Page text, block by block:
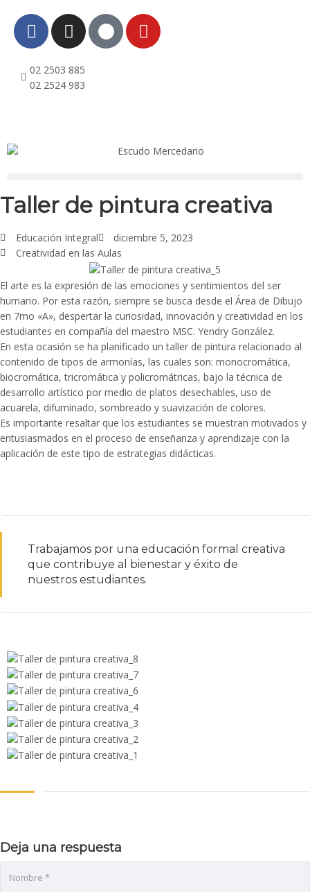
02 2503 885
02 2524 983
Taller de pintura creativa
Educación Integral
diciembre 5, 2023
Creatividad en las Aulas
El arte es la expresión de las emociones y sentimientos del ser
humano. Por esta razón, siempre se busca desde el Área de Dibujo
en 7mo «A», despertar la curiosidad, innovación y creatividad en los
estudiantes en compañía del maestro MSC. Yendry González.
En esta ocasión se ha planificado un taller de pintura relacionado al
contenido de tipos de armonías, las cuales son: monocromática,
biocromática, tricromática y policromátricas, bajo la técnica de
desarrollo artístico por medio de platos desechables, uso de
acuarela, difuminado, sombreado y suavización de colores.
Es importante resaltar que los estudiantes se muestran motivados y
entusiasmados en el proceso de enseñanza y aprendizaje con la
aplicación de este tipo de estrategias didácticas.
Trabajamos por una educación formal creativa
que contribuye al bienestar y éxito de
nuestros estudiantes.
Deja una respuesta